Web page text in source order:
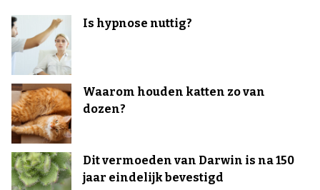
Is hypnose nuttig?
Waarom houden katten zo van
dozen?
Dit vermoeden van Darwin is na 150
jaar eindelijk bevestigd